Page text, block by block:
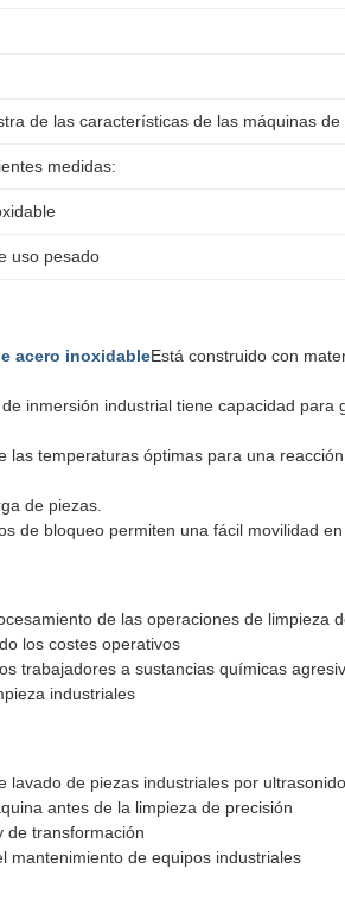
de las características de las máquinas de
medidas:
uso pesado
acero inoxidableEstá construido con
inmersión industrial tiene capacidad
las temperaturas óptimas para una
de piezas.
de bloqueo permiten una fácil movilidad
de las operaciones de limpieza
los costes operativos
trabajadores a sustancias químicas
industriales
lavado de piezas industriales por
antes de la limpieza de precisión
de transformación
mantenimiento de equipos industriales